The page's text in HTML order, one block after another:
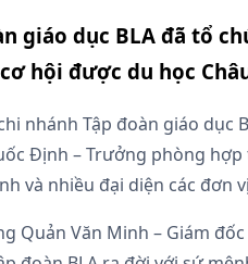
giáo dục BLA đã tổ
hội được du học
nhánh Tập đoàn giáo dục
Định – Trưởng phòng
và nhiều đại diện các đơn
Quản Văn Minh – Giám